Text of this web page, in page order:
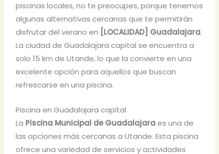
piscinas locales, no te preocupes, porque tenemos
algunas alternativas cercanas que te permitirán
disfrutar del verano en
[LOCALIDAD] Guadalajara.
La ciudad de Guadalajara capital se encuentra a
solo 15 km de Utande, lo que la convierte en una
excelente opción para aquellos que buscan
refrescarse en una piscina.
Piscina en Guadalajara capital
La Piscina Municipal de Guadalajaraes una de
las opciones más cercanas a Utande. Esta piscina
ofrece una variedad de servicios y actividades